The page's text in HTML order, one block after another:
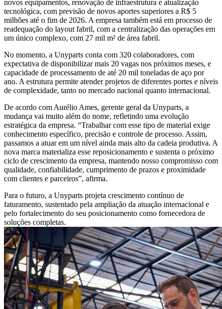
novos equipamentos, renovação de infraestrutura e atualização
tecnológica, com previsão de novos aportes superiores a R$ 5
milhões até o fim de 2026. A empresa também está em processo de
readequação do layout fabril, com a centralização das operações em
um único complexo, com 27 mil m² de área fabril.
No momento, a Unyparts conta com 320 colaboradores, com
expectativa de disponibilizar mais 20 vagas nos próximos meses, e
capacidade de processamento de até 20 mil toneladas de aço por
ano. A estrutura permite atender projetos de diferentes portes e níveis
de complexidade, tanto no mercado nacional quanto internacional.
De acordo com Aurélio Ames, gerente geral da Unyparts, a
mudança vai muito além do nome, refletindo uma evolução
estratégica da empresa. “Trabalhar com esse tipo de material exige
conhecimento específico, precisão e controle de processo. Assim,
passamos a atuar em um nível ainda mais alto da cadeia produtiva. A
nova marca materializa esse reposicionamento e sustenta o próximo
ciclo de crescimento da empresa, mantendo nosso compromisso com
qualidade, confiabilidade, cumprimento de prazos e proximidade
com clientes e parceiros”, afirma.
Para o futuro, a Unyparts projeta crescimento contínuo de
faturamento, sustentado pela ampliação da atuação internacional e
pelo fortalecimento do seu posicionamento como fornecedora de
soluções completas.